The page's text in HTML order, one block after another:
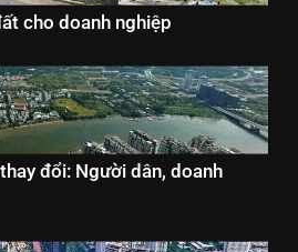
cho doanh nghiệp
đổi: Người dân, doanh